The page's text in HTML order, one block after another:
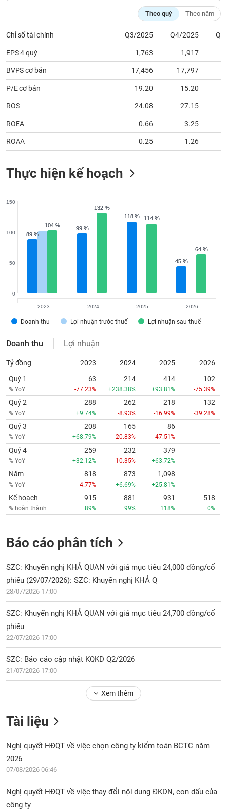
Theo quý Theo năm
Chỉ số tài chính Q3/2025 Q4/2025
EPS 4 quý 1,763 1,917
BVPS cơ bản 17,456 17,797
P/E cơ bản 19.20 15.20
ROS 24.08 27.15
ROEA 0.66 3.25
ROAA 0.25 1.26
Thực hiện kế hoạch
89 %
89 %
99 %
99 %
118 %
118 %
45 %
45 %
104 %
104 %
132 %
132 %
114 %
114 %
64 %
64 %
Doanh thu Lợi nhuận trước thuế Lợi nhuận sau thuế
0
50
100
150
2023 2024 2025 2026
Doanh thu Lợi nhuận
Tỷ đồng 2023 2024 2025
2026
Quý 1
% YoY
63
-77.23%
214
+238.38%
414
+93.81%
102
-75.39%
Quý 2
% YoY
288
+9.74%
262
-8.93%
218
-16.99%
132
-39.28%
Quý 3
% YoY
208
+68.79%
165
-20.83%
86
-47.51%
Quý 4
% YoY
259
+32.12%
232
-10.35%
379
+63.72%
Năm
% YoY
818
-4.77%
873
+6.69%
1,098
+25.81%
Kế hoạch
% hoàn thành
915
89%
881
99%
931
118%
518
0%
Báo cáo phân tích
SZC: Khuyến nghị KHẢ QUAN với giá mục tiêu 24,000 đồng/cổ
phiếu (29/07/2026): SZC: Khuyến nghị KHẢ Q
28/07/2026 17:00
SZC: Khuyến nghị KHẢ QUAN với giá mục tiêu 24,700 đồng/cổ
phiếu
22/07/2026 17:00
SZC: Báo cáo cập nhật KQKD Q2/2026
21/07/2026 17:00
Xem thêm
Tài liệu
Nghị quyết HĐQT về việc chọn công ty kiểm toán BCTC năm
2026
07/08/2026 06:46
Nghị quyết HĐQT về việc thay đổi nội dung ĐKDN, con dấu của
công ty